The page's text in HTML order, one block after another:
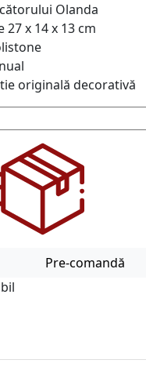
Olanda
27 x 14 x 13 cm
originală decorativă
Pre-comandă